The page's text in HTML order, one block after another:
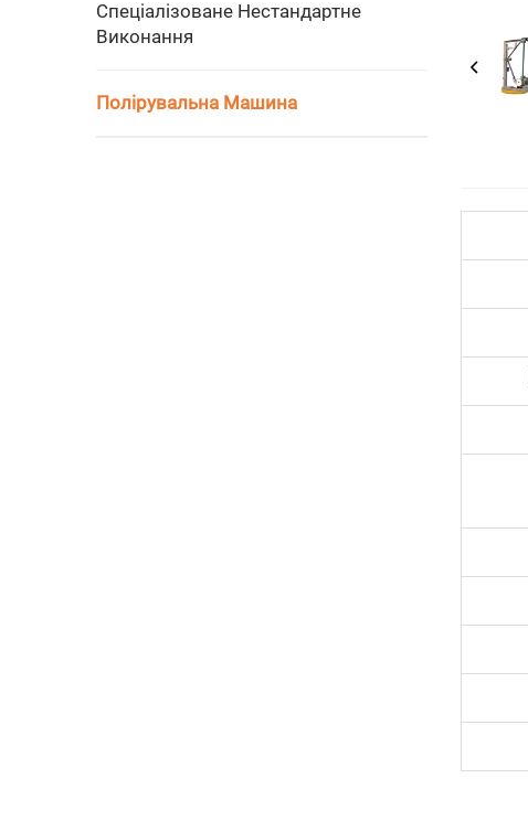
Спеціалізоване Нестандартне
Виконання
Полірувальна Машина